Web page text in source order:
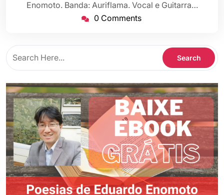
Enomoto. Banda: Auriflama. Vocal e Guitarra…
0 Comments